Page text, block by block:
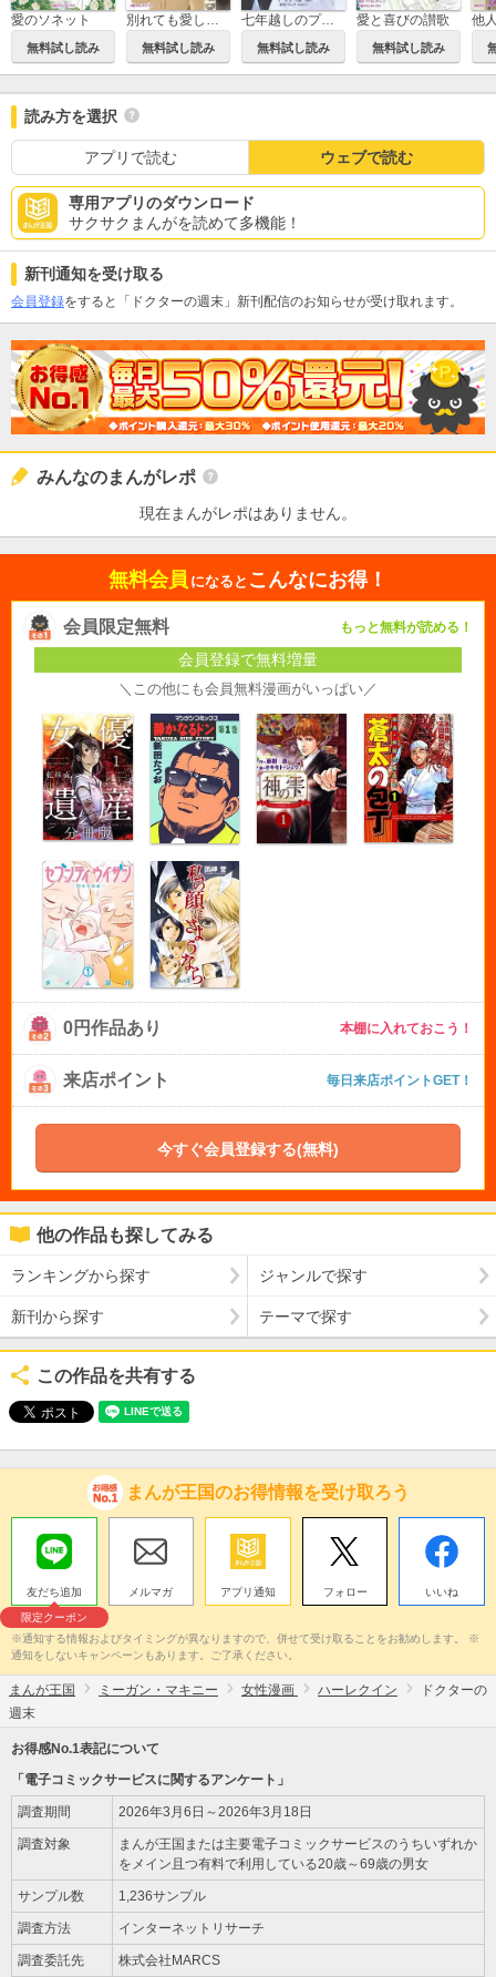
愛のソネット
無料試し読み 無料試し読み
七年越しのプロポーズ
無料試し読み
愛と喜びの讃歌
無料試し読み
他
読み方を選択
アプリで読む ウェブで読む
専用アプリのダウンロード
サクサクまんがを読めて多機能！
新刊通知を受け取る
会員登録をすると「ドクターの週末」新刊配信のお知らせが受け取れます。
みんなのまんがレポ
現在まんがレポはありません。
無料会員 になると こんなにお得！
会員限定無料 もっと無料が読める！
会員登録で無料増量
＼この他にも会員無料漫画がいっぱい／
0円作品あり 本棚に入れておこう！
来店ポイント 毎日来店ポイントGET！
今すぐ会員登録する(無料)
他の作品も探してみる
ランキングから探す ジャンルで探す
新刊から探す テーマで探す
この作品を共有する
まんが王国のお得情報を受け取ろう
友だち追加
限定クーポン
メルマガ アプリ通知 フォロー いいね
※通知する情報およびタイミングが異なりますので、併せて受け取ることをお勧めします。 ※
通知をしないキャンペーンもあります。ご了承ください。
まんが王国 ミーガン・マキニー 女性漫画 ハーレクイン
ドクターの
週末
お得感No.1表記について
「電子コミックサービスに関するアンケート」
調査期間 2026年3月6日～2026年3月18日
調査対象
まんが王国または主要電子コミックサービスのうちいずれか
をメイン且つ有料で利用している20歳～69歳の男女
サンプル数 1,236サンプル
調査方法 インターネットリサーチ
調査委託先 株式会社MARCS